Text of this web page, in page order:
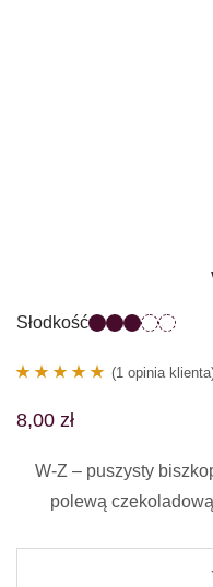
Słodkość
5.00na 5 na
klienta
(1 opinia
8,00 zł
W-Z – puszysty
polewą